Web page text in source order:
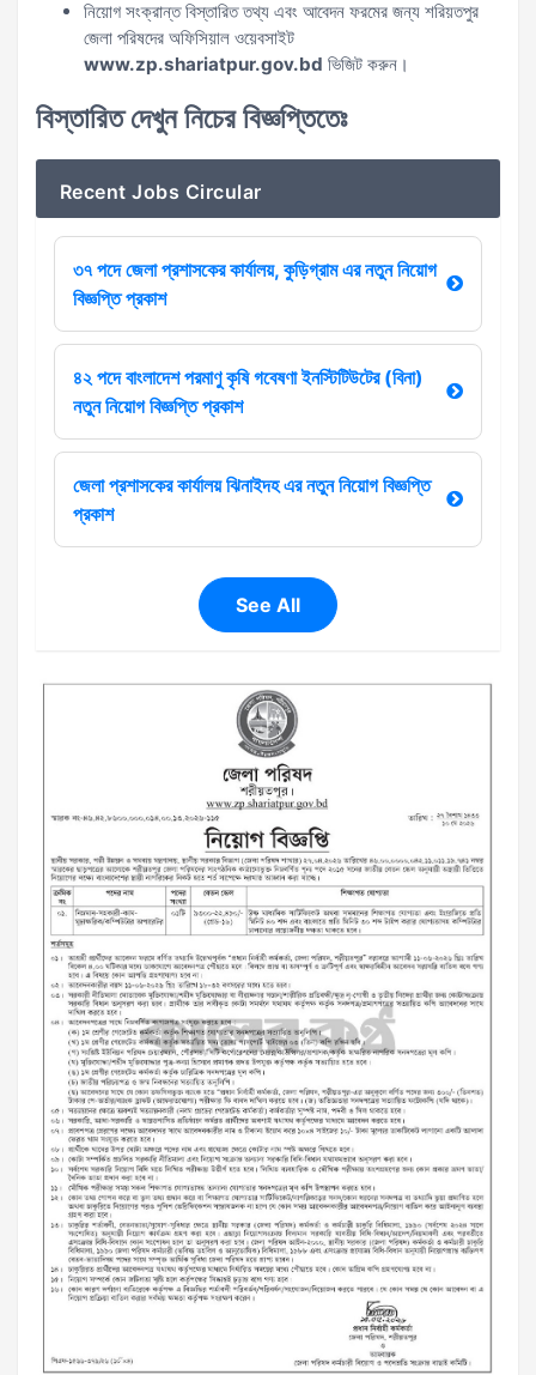
নিয়োগ সংক্রান্ত বিস্তারিত তথ্য এবং আবেদন ফরমের জন্য শরিয়তপুর
জেলা পরিষদের অফিসিয়াল ওয়েবসাইট
www.zp.shariatpur.gov.bd ভিজিট করুন।
বিস্তারিত দেখুন নিচের বিজ্ঞপ্তিতেঃ
Recent Jobs Circular
৩৭ পদে জেলা প্রশাসকের কার্যালয়, কুড়িগ্রাম এর নতুন নিয়োগ
বিজ্ঞপ্তি প্রকাশ
৪২ পদে বাংলাদেশ পরমাণু কৃষি গবেষণা ইনস্টিটিউটের (বিনা)
নতুন নিয়োগ বিজ্ঞপ্তি প্রকাশ
জেলা প্রশাসকের কার্যালয় ঝিনাইদহ এর নতুন নিয়োগ বিজ্ঞপ্তি
প্রকাশ
See All